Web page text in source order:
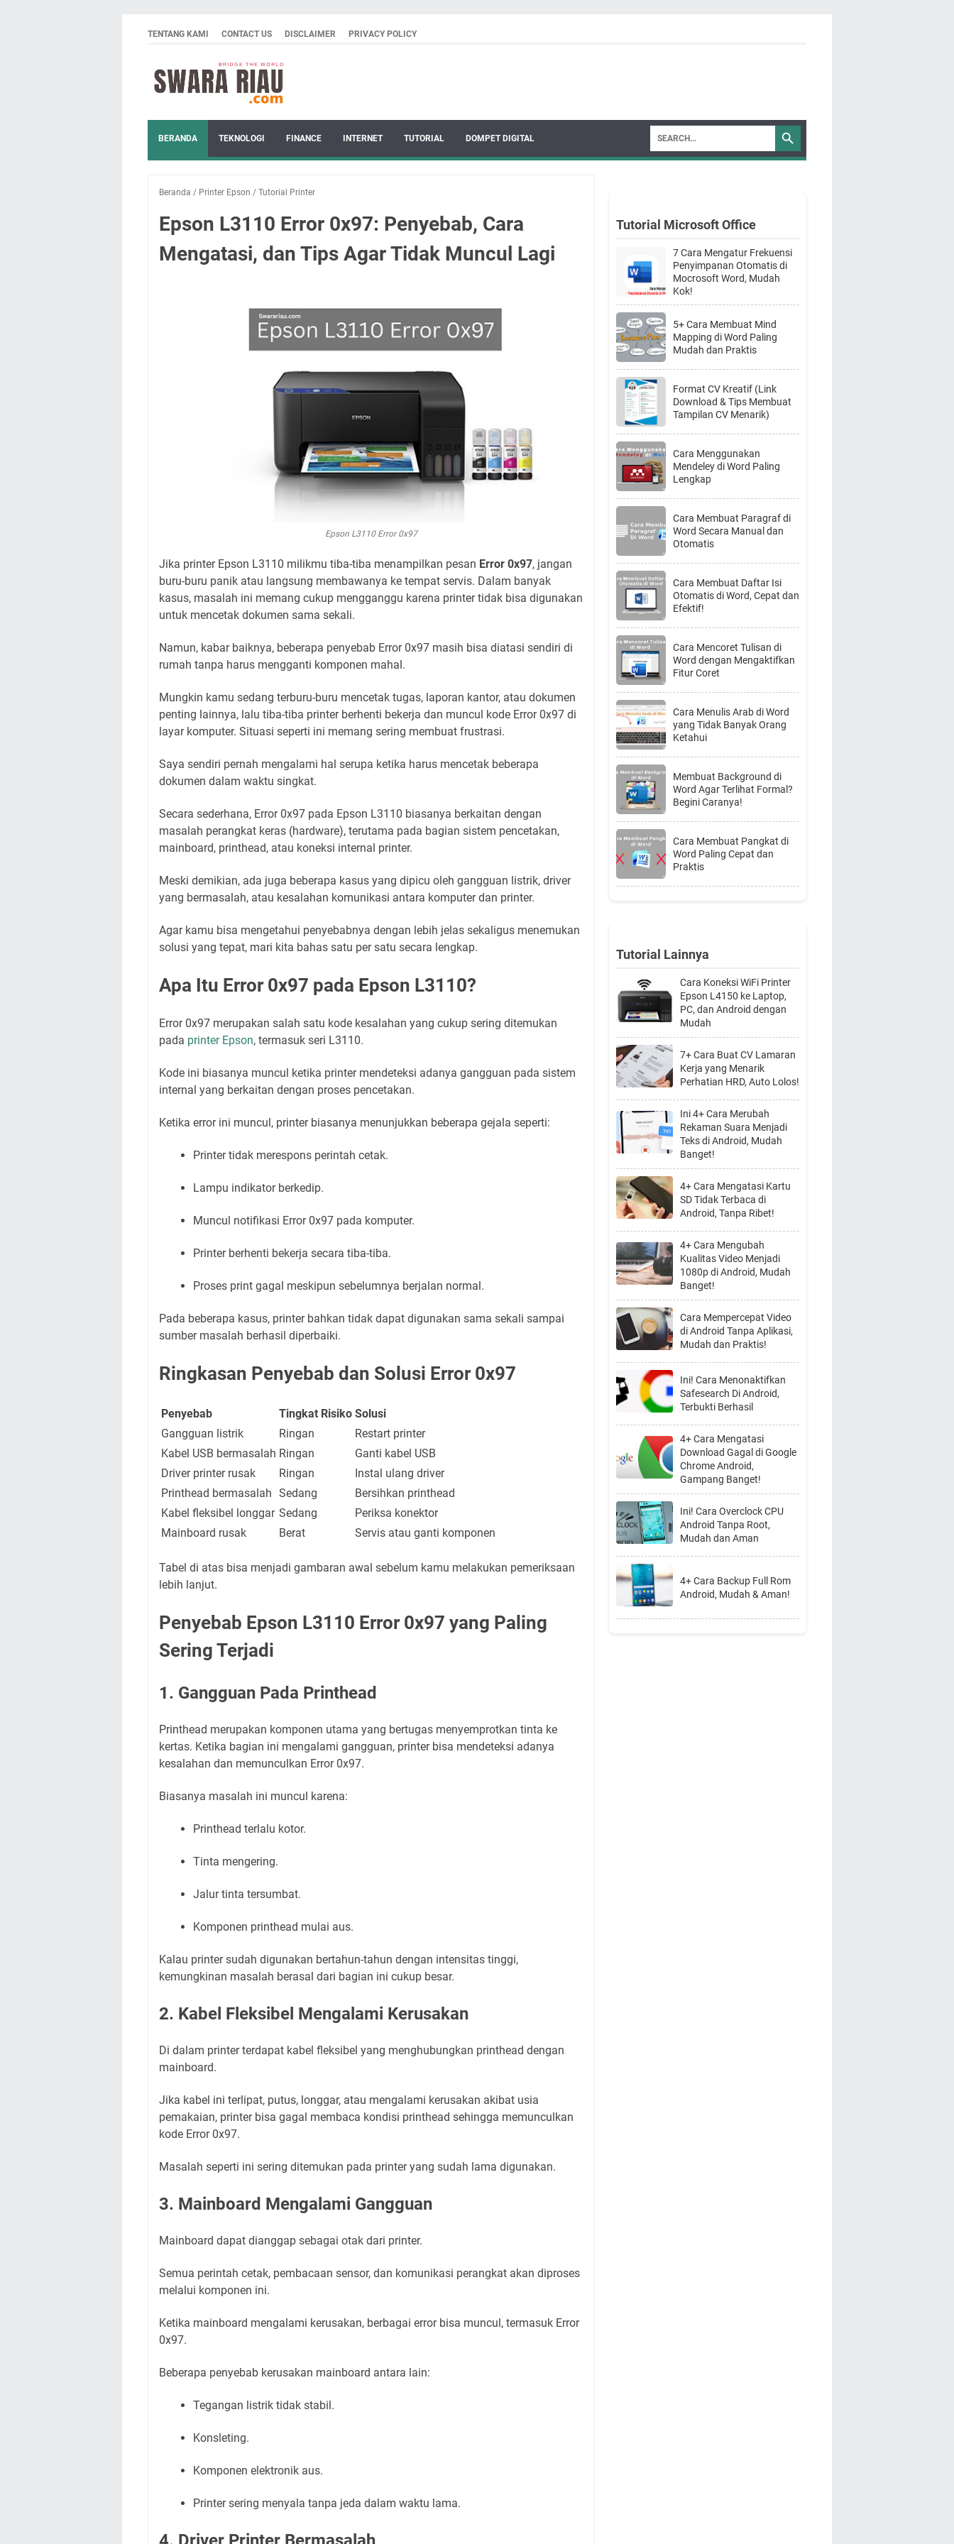
TENTANG KAMI CONTACT US DISCLAIMER PRIVACY POLICY
BERANDA TEKNOLOGI FINANCE INTERNET TUTORIAL DOMPET DIGITAL
Beranda / Printer Epson / Tutorial Printer
Epson L3110 Error 0x97: Penyebab, Cara
Mengatasi, dan Tips Agar Tidak Muncul Lagi
Epson L3110 Error 0x97
Jika printer Epson L3110 milikmu tiba-tiba menampilkan pesan Error 0x97, jangan
buru-buru panik atau langsung membawanya ke tempat servis. Dalam banyak
kasus, masalah ini memang cukup mengganggu karena printer tidak bisa digunakan
untuk mencetak dokumen sama sekali.
Namun, kabar baiknya, beberapa penyebab Error 0x97 masih bisa diatasi sendiri di
rumah tanpa harus mengganti komponen mahal.
Mungkin kamu sedang terburu-buru mencetak tugas, laporan kantor, atau dokumen
penting lainnya, lalu tiba-tiba printer berhenti bekerja dan muncul kode Error 0x97 di
layar komputer. Situasi seperti ini memang sering membuat frustrasi.
Saya sendiri pernah mengalami hal serupa ketika harus mencetak beberapa
dokumen dalam waktu singkat.
Secara sederhana, Error 0x97 pada Epson L3110 biasanya berkaitan dengan
masalah perangkat keras (hardware), terutama pada bagian sistem pencetakan,
mainboard, printhead, atau koneksi internal printer.
Meski demikian, ada juga beberapa kasus yang dipicu oleh gangguan listrik, driver
yang bermasalah, atau kesalahan komunikasi antara komputer dan printer.
Agar kamu bisa mengetahui penyebabnya dengan lebih jelas sekaligus menemukan
solusi yang tepat, mari kita bahas satu per satu secara lengkap.
Apa Itu Error 0x97 pada Epson L3110?
Error 0x97 merupakan salah satu kode kesalahan yang cukup sering ditemukan
pada printer Epson, termasuk seri L3110.
Kode ini biasanya muncul ketika printer mendeteksi adanya gangguan pada sistem
internal yang berkaitan dengan proses pencetakan.
Ketika error ini muncul, printer biasanya menunjukkan beberapa gejala seperti:
Printer tidak merespons perintah cetak.
Lampu indikator berkedip.
Muncul notifikasi Error 0x97 pada komputer.
Printer berhenti bekerja secara tiba-tiba.
Proses print gagal meskipun sebelumnya berjalan normal.
Pada beberapa kasus, printer bahkan tidak dapat digunakan sama sekali sampai
sumber masalah berhasil diperbaiki.
Ringkasan Penyebab dan Solusi Error 0x97
Penyebab Tingkat Risiko Solusi
Gangguan listrik
Ringan
Restart printer
Kabel USB bermasalah Ringan
Ganti kabel USB
Driver printer rusak
Ringan
Instal ulang driver
Printhead bermasalah Sedang
Bersihkan printhead
Kabel fleksibel longgar Sedang
Periksa konektor
Mainboard rusak
Berat Servis atau ganti komponen
Tabel di atas bisa menjadi gambaran awal sebelum kamu melakukan pemeriksaan
lebih lanjut.
Penyebab Epson L3110 Error 0x97 yang Paling
Sering Terjadi
1. Gangguan Pada Printhead
Printhead merupakan komponen utama yang bertugas menyemprotkan tinta ke
kertas. Ketika bagian ini mengalami gangguan, printer bisa mendeteksi adanya
kesalahan dan memunculkan Error 0x97.
Biasanya masalah ini muncul karena:
Printhead terlalu kotor.
Tinta mengering.
Jalur tinta tersumbat.
Komponen printhead mulai aus.
Kalau printer sudah digunakan bertahun-tahun dengan intensitas tinggi,
kemungkinan masalah berasal dari bagian ini cukup besar.
2. Kabel Fleksibel Mengalami Kerusakan
Di dalam printer terdapat kabel fleksibel yang menghubungkan printhead dengan
mainboard.
Jika kabel ini terlipat, putus, longgar, atau mengalami kerusakan akibat usia
pemakaian, printer bisa gagal membaca kondisi printhead sehingga memunculkan
kode Error 0x97.
Masalah seperti ini sering ditemukan pada printer yang sudah lama digunakan.
3. Mainboard Mengalami Gangguan
Mainboard dapat dianggap sebagai otak dari printer.
Semua perintah cetak, pembacaan sensor, dan komunikasi perangkat akan diproses
melalui komponen ini.
Ketika mainboard mengalami kerusakan, berbagai error bisa muncul, termasuk Error
0x97.
Beberapa penyebab kerusakan mainboard antara lain:
Tegangan listrik tidak stabil.
Konsleting.
Komponen elektronik aus.
Printer sering menyala tanpa jeda dalam waktu lama.
Tutorial Microsoft Office
7 Cara Mengatur Frekuensi
Penyimpanan Otomatis di
Mocrosoft Word, Mudah
Kok!
5+ Cara Membuat Mind
Mapping di Word Paling
Mudah dan Praktis
Format CV Kreatif (Link
Download & Tips Membuat
Tampilan CV Menarik)
Cara Menggunakan
Mendeley di Word Paling
Lengkap
Cara Membuat Paragraf di
Word Secara Manual dan
Otomatis
Cara Membuat Daftar Isi
Otomatis di Word, Cepat dan
Efektif!
Cara Mencoret Tulisan di
Word dengan Mengaktifkan
Fitur Coret
Cara Menulis Arab di Word
yang Tidak Banyak Orang
Ketahui
Membuat Background di
Word Agar Terlihat Formal?
Begini Caranya!
Cara Membuat Pangkat di
Word Paling Cepat dan
Praktis
Tutorial Lainnya
Cara Koneksi WiFi Printer
Epson L4150 ke Laptop,
PC, dan Android dengan
Mudah
7+ Cara Buat CV Lamaran
Kerja yang Menarik
Perhatian HRD, Auto Lolos!
Ini 4+ Cara Merubah
Rekaman Suara Menjadi
Teks di Android, Mudah
Banget!
4+ Cara Mengatasi Kartu
SD Tidak Terbaca di
Android, Tanpa Ribet!
4+ Cara Mengubah
Kualitas Video Menjadi
1080p di Android, Mudah
Banget!
Cara Mempercepat Video
di Android Tanpa Aplikasi,
Mudah dan Praktis!
Ini! Cara Menonaktifkan
Safesearch Di Android,
Terbukti Berhasil
4+ Cara Mengatasi
Download Gagal di Google
Chrome Android,
Gampang Banget!
Ini! Cara Overclock CPU
Android Tanpa Root,
Mudah dan Aman
4+ Cara Backup Full Rom
Android, Mudah & Aman!